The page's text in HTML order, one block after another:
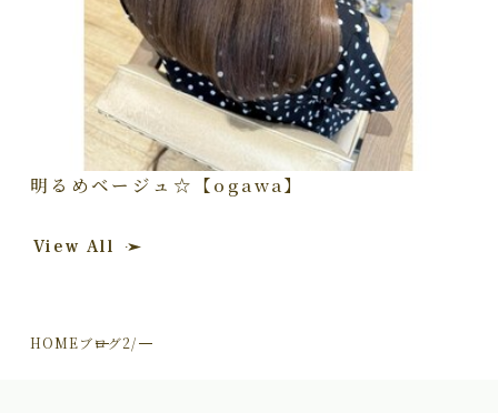
明るめベージュ☆【ogawa】
View All
HOMEブログ2/